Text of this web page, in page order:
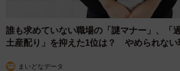
スキュー）服がオレンジとされています。右のオ
京田辺市消防本部の公式アカウントでは
ユニフォームの色による業務の違いや、
誰も求めていない職場の「謎マナー」、「
土産配り」を抑えた1位は？ やめられない
まいどなデータ